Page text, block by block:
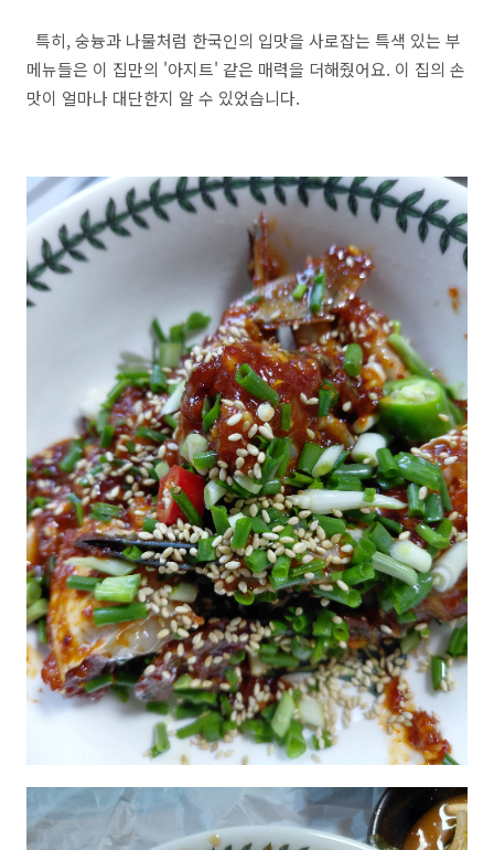
특히, 숭늉과 나물처럼 한국인의 입맛을 사로잡는 특색 있는 부
메뉴들은 이 집만의 '아지트' 같은 매력을 더해줬어요. 이 집의 손
맛이 얼마나 대단한지 알 수 있었습니다.